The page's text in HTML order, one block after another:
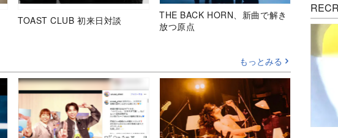
TOAST CLUB 初来日対談
THE BACK HORN、新曲で解き
放つ原点
もっとみる